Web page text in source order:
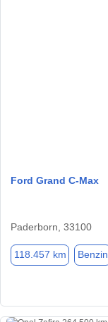
Ford Grand C-Max
Paderborn, 33100
118.457 km Benzin